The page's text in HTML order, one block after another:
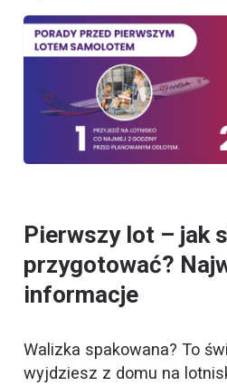
Pierwszy lot – jak
przygotować?
informacje
Walizka spakowana? To
wyjdziesz z domu na